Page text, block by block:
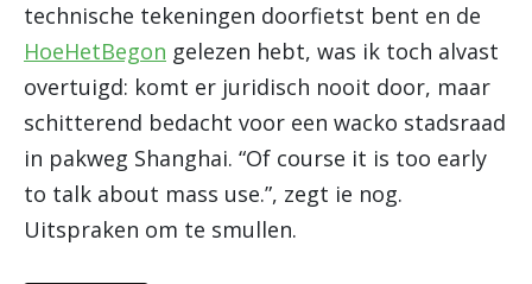
technische tekeningen doorfietst bent en de
HoeHetBegon gelezen hebt, was ik toch alvast
overtuigd: komt er juridisch nooit door, maar
schitterend bedacht voor een wacko stadsraad
in pakweg Shanghai. “Of course it is too early
to talk about mass use.”, zegt ie nog.
Uitspraken om te smullen.